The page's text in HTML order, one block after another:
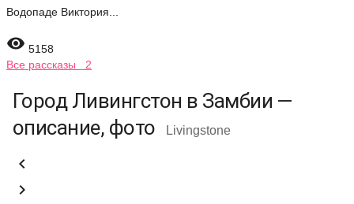
Водопаде Виктория...
 5158
Все рассказы 2
Город Ливингстон в Замбии —
описание, фото
Livingstone

